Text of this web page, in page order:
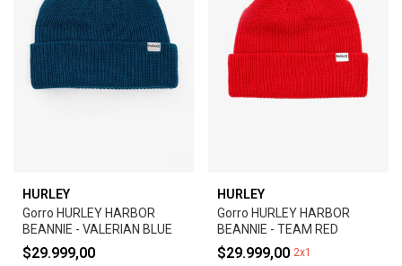
HURLEY
Gorro HURLEY HARBOR
BEANNIE - VALERIAN BLUE
$29.999,00
HURLEY
Gorro HURLEY HARBOR
BEANNIE - TEAM RED
$29.999,00 2x1